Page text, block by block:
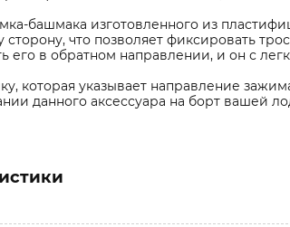
башмака изготовленного из
что позволяет фиксировать
его в обратном направлении, и он с
которая указывает направление
данного аксессуара на борт вашей